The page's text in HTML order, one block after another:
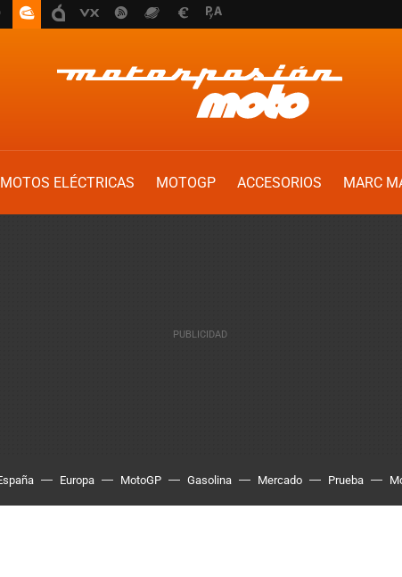
MOTOS ELÉCTRICAS MOTOGP ACCESORIOS MARC
Europa MotoGP Gasolina Mercado Prueba